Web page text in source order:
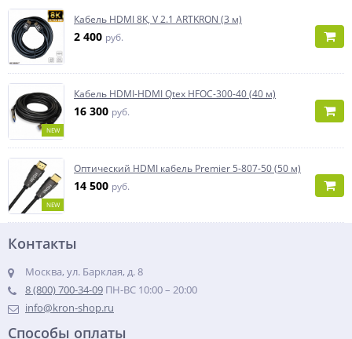
Кабель HDMI 8K, V 2.1 ARTKRON (3 м)
2 400 руб.
NEW
Кабель HDMI-HDMI Qtex HFOC-300-40 (40 м)
16 300 руб.
NEW
Оптический HDMI кабель Premier 5-807-50 (50 м)
14 500 руб.
Контакты
Москва, ул. Барклая, д. 8
8 (800) 700-34-09 ПН-ВС 10:00 – 20:00
info@kron-shop.ru
Способы оплаты